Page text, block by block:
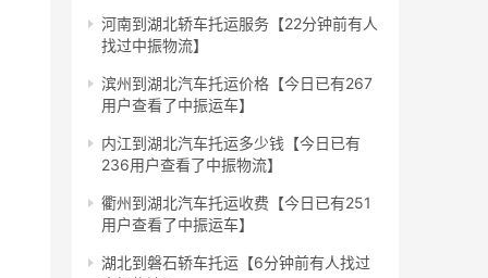
河南到湖北轿车托运服务【22分钟前有人
找过中振物流】
滨州到湖北汽车托运价格【今日已有267
用户查看了中振运车】
内江到湖北汽车托运多少钱【今日已有
236用户查看了中振物流】
衢州到湖北汽车托运收费【今日已有251
用户查看了中振运车】
湖北到磐石轿车托运【6分钟前有人找过